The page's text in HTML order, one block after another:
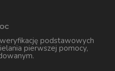
podstawowych
pierwszej pomocy,